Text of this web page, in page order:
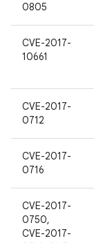
0805
CVE-2017-
10661
CVE-2017-
0712
CVE-2017-
0716
CVE-2017-
0750,
CVE-2017-